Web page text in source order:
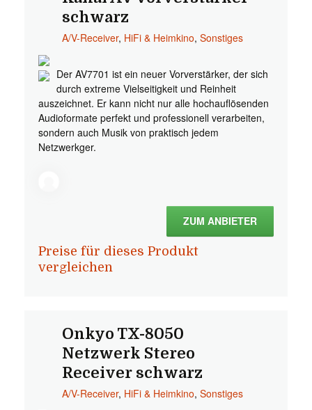
schwarz
A/V-Receiver, HiFi & Heimkino, Sonstiges
Der AV7701 ist ein neuer Vorverstärker, der sich
durch extreme Vielseitigkeit und Reinheit
auszeichnet. Er kann nicht nur alle hochauflösenden
Audioformate perfekt und professionell verarbeiten,
sondern auch Musik von praktisch jedem
Netzwerkger.
ZUM ANBIETER
Preise für dieses Produkt
vergleichen
Onkyo TX-8050
Netzwerk Stereo
Receiver schwarz
A/V-Receiver, HiFi & Heimkino, Sonstiges